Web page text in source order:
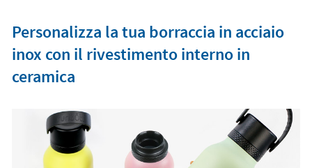
Personalizza la tua borraccia in acciaio
inox con il rivestimento interno in
ceramica